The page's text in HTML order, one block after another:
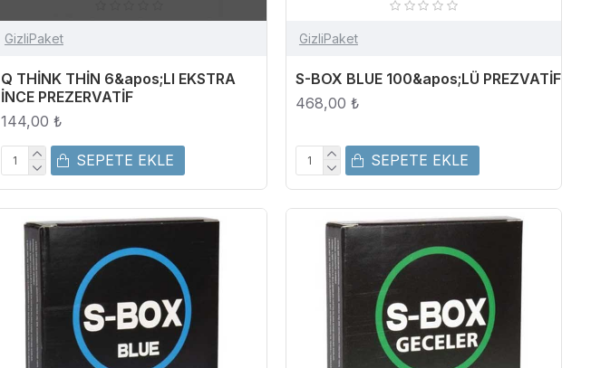
GizliPaket
Q THİNK THİN 6&apos;LI EKSTRA
İNCE PREZERVATİF
144,00 ₺
SEPETE EKLE
GizliPaket
S-BOX BLUE 100&apos;LÜ PREZVATİF
468,00 ₺
SEPETE EKLE